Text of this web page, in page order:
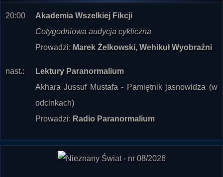
20:00
Akademia Wszelkiej Fikcji
Cotygodniowa audycja cykliczna
Prowadzi: Marek Żelkowski, Wehikuł Wyobraźni
nast.:
Lektury Paranormalium
Akhara Jussuf Mustafa - Pamiętnik jasnowidza (w
odcinkach)
Prowadzi: Radio Paranormalium